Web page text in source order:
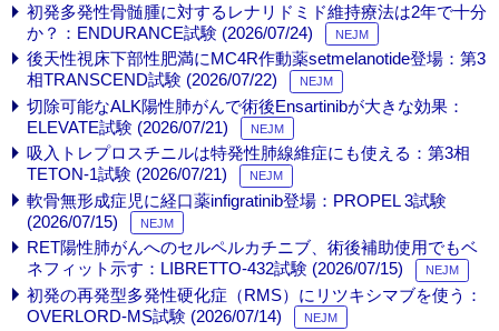
初発多発性骨髄腫に対するレナリドミド維持療法は2年で十分
か？：ENDURANCE試験 (2026/07/24)
NEJM
後天性視床下部性肥満にMC4R作動薬setmelanotide登場：第3
相TRANSCEND試験 (2026/07/22)
NEJM
切除可能なALK陽性肺がんで術後Ensartinibが大きな効果：
ELEVATE試験 (2026/07/21)
NEJM
吸入トレプロスチニルは特発性肺線維症にも使える：第3相
TETON-1試験 (2026/07/21)
NEJM
軟骨無形成症児に経口薬infigratinib登場：PROPEL 3試験
(2026/07/15)
NEJM
RET陽性肺がんへのセルペルカチニブ、術後補助使用でもベ
ネフィット示す：LIBRETTO-432試験 (2026/07/15)
NEJM
初発の再発型多発性硬化症（RMS）にリツキシマブを使う：
OVERLORD-MS試験 (2026/07/14)
NEJM